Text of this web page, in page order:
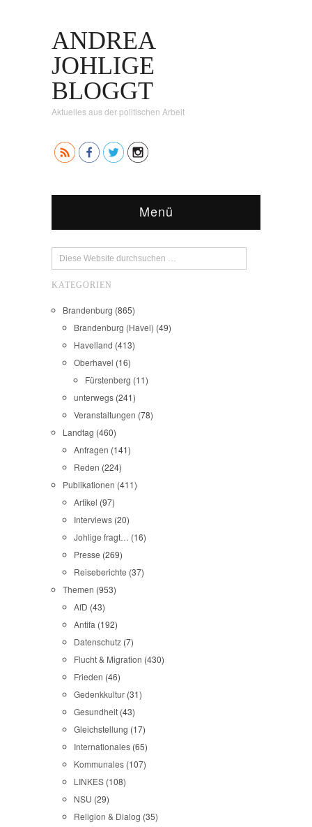
ANDREA
JOHLIGE
BLOGGT
Aktuelles aus der politischen Arbeit
Menü
KATEGORIEN
Brandenburg (865)
Brandenburg (Havel) (49)
Havelland (413)
Oberhavel (16)
Fürstenberg (11)
unterwegs (241)
Veranstaltungen (78)
Landtag (460)
Anfragen (141)
Reden (224)
Publikationen (411)
Artikel (97)
Interviews (20)
Johlige fragt… (16)
Presse (269)
Reiseberichte (37)
Themen (953)
AfD (43)
Antifa (192)
Datenschutz (7)
Flucht & Migration (430)
Frieden (46)
Gedenkkultur (31)
Gesundheit (43)
Gleichstellung (17)
Internationales (65)
Kommunales (107)
LINKES (108)
NSU (29)
Religion & Dialog (35)